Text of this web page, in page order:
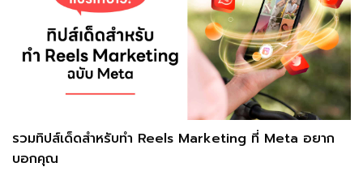
รวมทิปส์เด็ดสำหรับทำ Reels Marketing ที่ Meta อยาก
บอกคุณ